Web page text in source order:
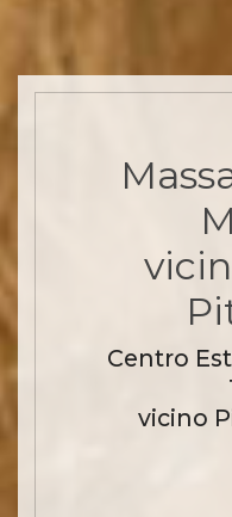
Centro
vicino